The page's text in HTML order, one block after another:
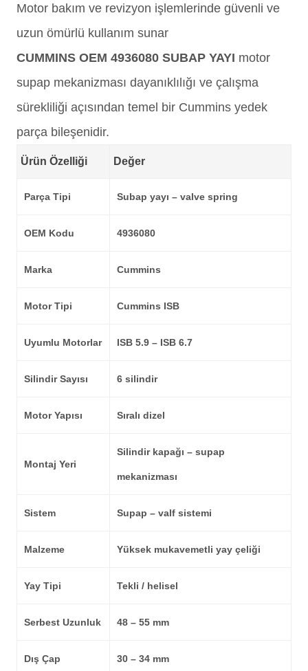
Motor bakım ve revizyon işlemlerinde güvenli ve
uzun ömürlü kullanım sunar
CUMMINS OEM 4936080 SUBAP YAYI motor
supap mekanizması dayanıklılığı ve çalışma
sürekliliği açısından temel bir Cummins yedek
parça bileşenidir.
Ürün Özelliği Değer
Parça Tipi Subap yayı – valve spring
OEM Kodu 4936080
Marka Cummins
Motor Tipi Cummins ISB
Uyumlu Motorlar ISB 5.9 – ISB 6.7
Silindir Sayısı 6 silindir
Motor Yapısı Sıralı dizel
Montaj Yeri
Silindir kapağı – supap
mekanizması
Sistem Supap – valf sistemi
Malzeme Yüksek mukavemetli yay çeliği
Yay Tipi Tekli / helisel
Serbest Uzunluk 48 – 55 mm
Dış Çap 30 – 34 mm